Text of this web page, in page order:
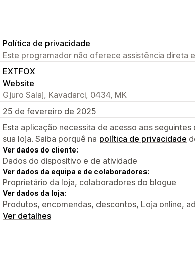
Política de privacidade
Este programador não oferece assistência direta
EXTFOX
Website
Gjuro Salaj, Kavadarci, 0434, MK
25 de fevereiro de 2025
Esta aplicação necessita de acesso aos seguintes
sua loja. Saiba porquê na política de privacidade
Ver dados do cliente:
Dados do dispositivo e de atividade
Ver dados da equipa e de colaboradores:
Proprietário da loja, colaboradores do blogue
Ver dados da loja:
Produtos, encomendas, descontos, Loja online,
Ver detalhes